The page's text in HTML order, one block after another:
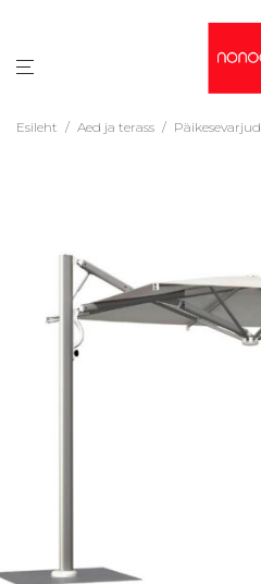
Esileht / Aed ja terass / Päikesevarjud